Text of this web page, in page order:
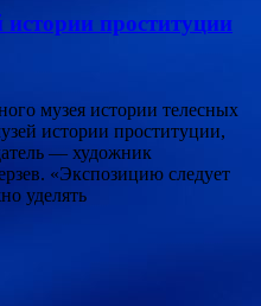
проституции
музея истории телесных
истории проституции,
— художник
«Экспозицию следует
уделять